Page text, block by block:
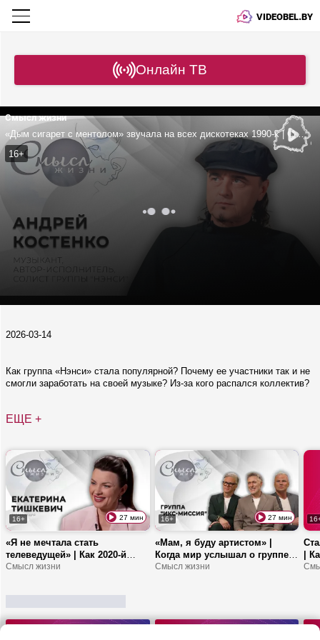
VIDEOBEL.BY
Онлайн ТВ
Смысл жизни
«Дым сигарет с ментолом» звучала на всех дискотеках 1990-х | Сколько зарабатывали музыканты «Нэнси»? | Как Костенко ушел из группы?
16+
2026-03-14
Как группа «Нэнси» стала популярной? Почему ее участники так и не
смогли заработать на своей музыке? Из-за кого распался коллектив?
ЕЩЕ +
16+ 27 мин
«Я не мечтала стать
телеведущей» | Как 2020-й
повлиял на работу? | Какую
Смысл жизни
16+ 27 мин
«Мам, я буду артистом» |
Когда мир услышал о группе
«Икс-миссия»? | Почему она
Смысл жизни
|